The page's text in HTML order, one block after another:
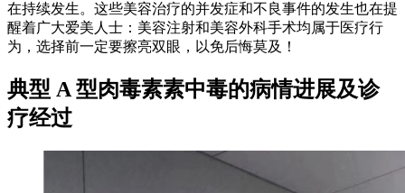
在持续发生。这些美容治疗的并发症和不良事件的发生也在提
醒着广大爱美人士：美容注射和美容外科手术均属于医疗行
为，选择前一定要擦亮双眼，以免后悔莫及！
典型 A 型肉毒素素中毒的病情进展及诊
疗经过